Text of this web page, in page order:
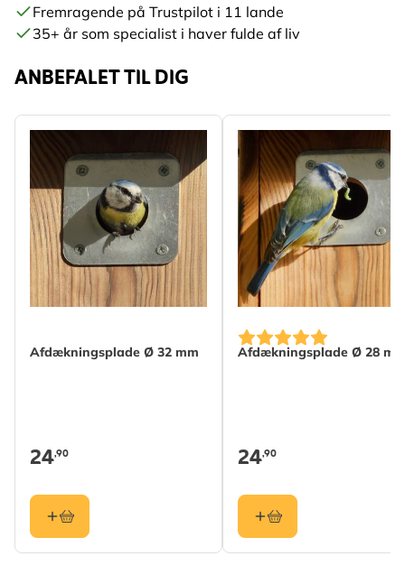
Fremragende på Trustpilot i 11 lande
35+ år som specialist i haver fulde af liv
ANBEFALET TIL DIG
Afdækningsplade Ø 32 mm
24,90
Afdækningsplade Ø 28
24,90